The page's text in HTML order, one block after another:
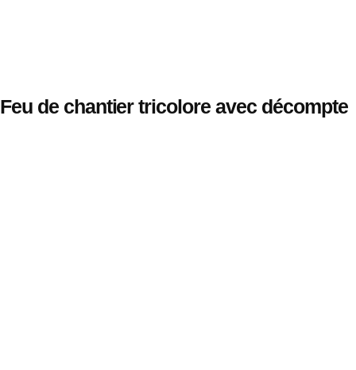
Feu de chantier tricolore avec décompte